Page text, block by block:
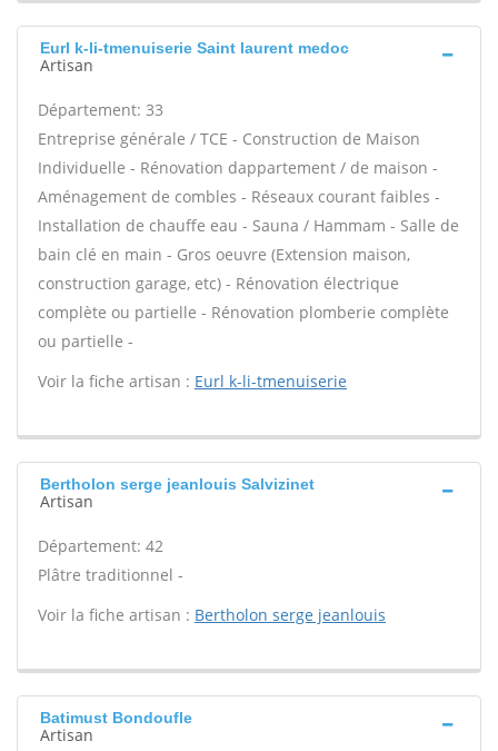
Eurl k-li-tmenuiserie Saint laurent medoc
Artisan
Département: 33
Entreprise générale / TCE - Construction de Maison
Individuelle - Rénovation dappartement / de maison -
Aménagement de combles - Réseaux courant faibles -
Installation de chauffe eau - Sauna / Hammam - Salle de
bain clé en main - Gros oeuvre (Extension maison,
construction garage, etc) - Rénovation électrique
complète ou partielle - Rénovation plomberie complète
ou partielle -
Voir la fiche artisan : Eurl k-li-tmenuiserie
Bertholon serge jeanlouis Salvizinet
Artisan
Département: 42
Plâtre traditionnel -
Voir la fiche artisan : Bertholon serge jeanlouis
Batimust Bondoufle
Artisan